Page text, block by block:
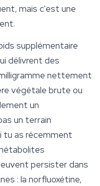
mais c'est une
supplémentaire
délivrent des
nettement
végétale brute ou
un
un terrain
tu as récemment
persister dans
: la norfluoxétine,